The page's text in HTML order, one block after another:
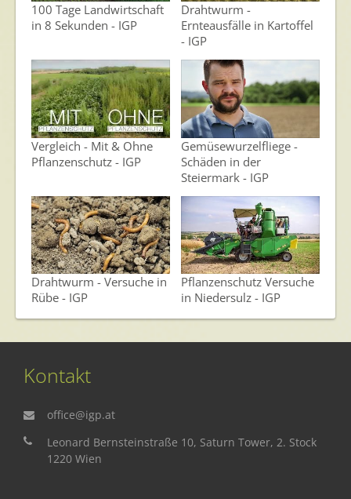
100 Tage Landwirtschaft
in 8 Sekunden - IGP
Drahtwurm -
Ernteausfälle in Kartoffel
- IGP
Vergleich - Mit & Ohne
Pflanzenschutz - IGP
Gemüsewurzelfliege -
Schäden in der
Steiermark - IGP
Drahtwurm - Versuche in
Rübe - IGP
Pflanzenschutz Versuche
in Niedersulz - IGP
Kontakt
office@igp.at
Leonard Bernsteinstraße 10, Saturn Tower, 2. Stock
1220 Wien